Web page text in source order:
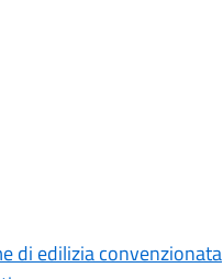
di edilizia convenzionata